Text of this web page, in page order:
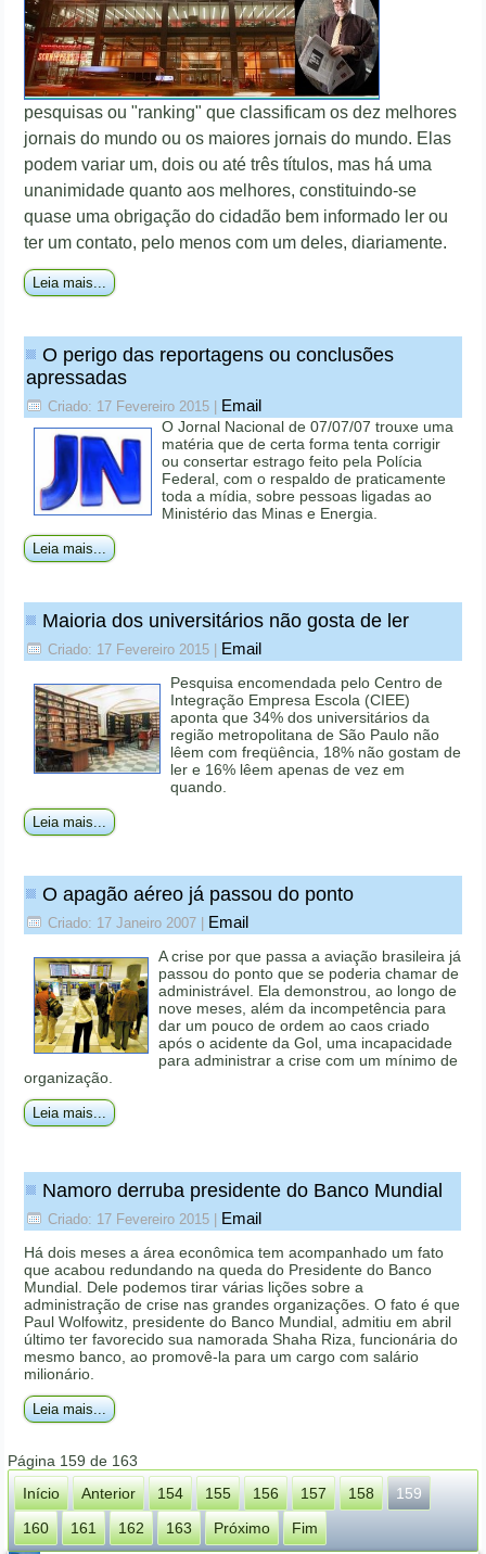
pesquisas ou "ranking" que classificam os dez melhores
jornais do mundo ou os maiores jornais do mundo. Elas
podem variar um, dois ou até três títulos, mas há uma
unanimidade quanto aos melhores, constituindo-se
quase uma obrigação do cidadão bem informado ler ou
ter um contato, pelo menos com um deles, diariamente.
Leia mais...
O perigo das reportagens ou conclusões
apressadas
Criado: 17 Fevereiro 2015 Email
O Jornal Nacional de 07/07/07 trouxe uma
matéria que de certa forma tenta corrigir
ou consertar estrago feito pela Polícia
Federal, com o respaldo de praticamente
toda a mídia, sobre pessoas ligadas ao
Ministério das Minas e Energia.
Leia mais...
Maioria dos universitários não gosta de ler
Criado: 17 Fevereiro 2015 Email
Pesquisa encomendada pelo Centro de
Integração Empresa Escola (CIEE)
aponta que 34% dos universitários da
região metropolitana de São Paulo não
lêem com freqüência, 18% não gostam de
ler e 16% lêem apenas de vez em
quando.
Leia mais...
O apagão aéreo já passou do ponto
Criado: 17 Janeiro 2007 Email
A crise por que passa a aviação brasileira já
passou do ponto que se poderia chamar de
administrável. Ela demonstrou, ao longo de
nove meses, além da incompetência para
dar um pouco de ordem ao caos criado
após o acidente da Gol, uma incapacidade
para administrar a crise com um mínimo de
organização.
Leia mais...
Namoro derruba presidente do Banco Mundial
Criado: 17 Fevereiro 2015 Email
Há dois meses a área econômica tem acompanhado um fato
que acabou redundando na queda do Presidente do Banco
Mundial. Dele podemos tirar várias lições sobre a
administração de crise nas grandes organizações. O fato é que
Paul Wolfowitz, presidente do Banco Mundial, admitiu em abril
último ter favorecido sua namorada Shaha Riza, funcionária do
mesmo banco, ao promovê-la para um cargo com salário
milionário.
Leia mais...
Página 159 de 163
Início
Anterior 154 155 156 157 158
159
160
161 162 163 Próximo Fim